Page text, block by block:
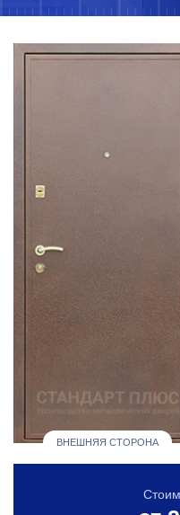
ВНЕШНЯЯ СТОРОНА